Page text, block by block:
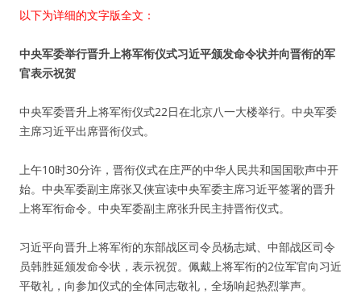
以下为详细的文字版全文：
中央军委举行晋升上将军衔仪式习近平颁发命令状并向晋衔的军
官表示祝贺
中央军委晋升上将军衔仪式22日在北京八一大楼举行。中央军委
主席习近平出席晋衔仪式。
上午10时30分许，晋衔仪式在庄严的中华人民共和国国歌声中开
始。中央军委副主席张又侠宣读中央军委主席习近平签署的晋升
上将军衔命令。中央军委副主席张升民主持晋衔仪式。
习近平向晋升上将军衔的东部战区司令员杨志斌、中部战区司令
员韩胜延颁发命令状，表示祝贺。佩戴上将军衔的2位军官向习近
平敬礼，向参加仪式的全体同志敬礼，全场响起热烈掌声。